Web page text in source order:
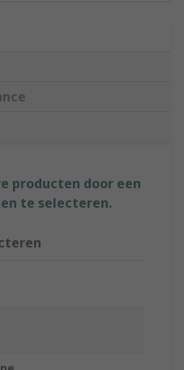
producten door een
te selecteren.